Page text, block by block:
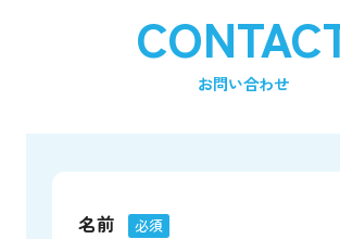
お問い合わせ
名前 必須